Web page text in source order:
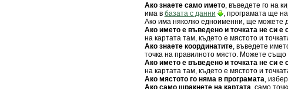
Ако знаете само името, въведете го на
има в базата с данни
, програмата ще
Ако има няколко едноименни, ще можете
Ако името е въведено и точката не си е
на картата там, където е мястото и
Ако знаете координатите, въведете
точка на правилното място. Можете
Ако името е въведено и точката не си е
на картата там, където е мястото и
Ако мястото го няма в програмата ,
Ако само щракнете на картата , само